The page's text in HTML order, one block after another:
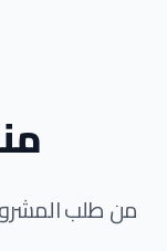
من طلب المشروع إلى